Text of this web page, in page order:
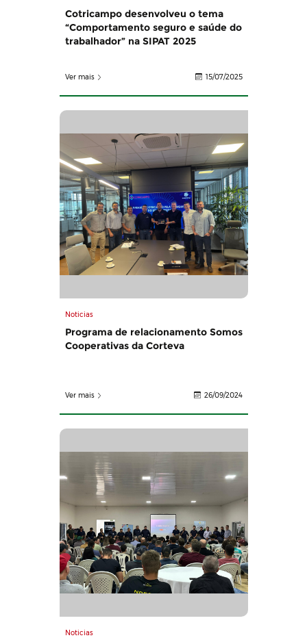
Cotricampo desenvolveu o tema
“Comportamento seguro e saúde do
trabalhador” na SIPAT 2025
Ver mais 15/07/2025
Noticias
Programa de relacionamento Somos
Cooperativas da Corteva
Ver mais 26/09/2024
Noticias